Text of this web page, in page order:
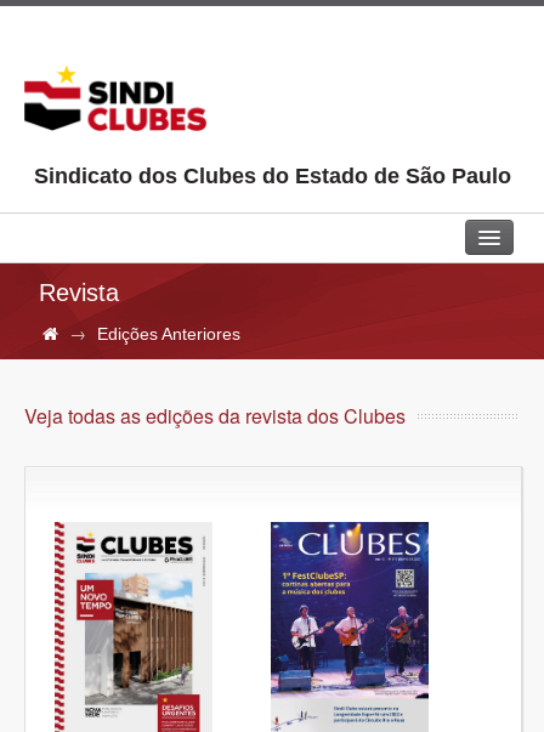
Sindicato dos Clubes do Estado de São Paulo
Home
Sindi Clubes
Aprendiz
Cultural
Consultorias
Parceiros
Contato
Revista
→ Edições Anteriores
Veja todas as edições da revista dos Clubes